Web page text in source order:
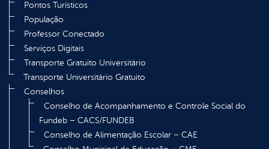
Pontos Turísticos
População
Professor Conectado
Serviços Digitais
Transporte Gratuito Universitário
Transporte Universitário Gratuito
Conselhos
Conselho de Acompanhamento e Controle Social do
Fundeb – CACS/FUNDEB
Conselho de Alimentação Escolar – CAE